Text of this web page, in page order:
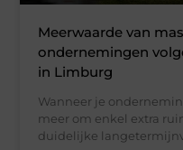
Meerwaarde van
ondernemingen
in Limburg
Wanneer je
meer om enkel extra
duidelijke